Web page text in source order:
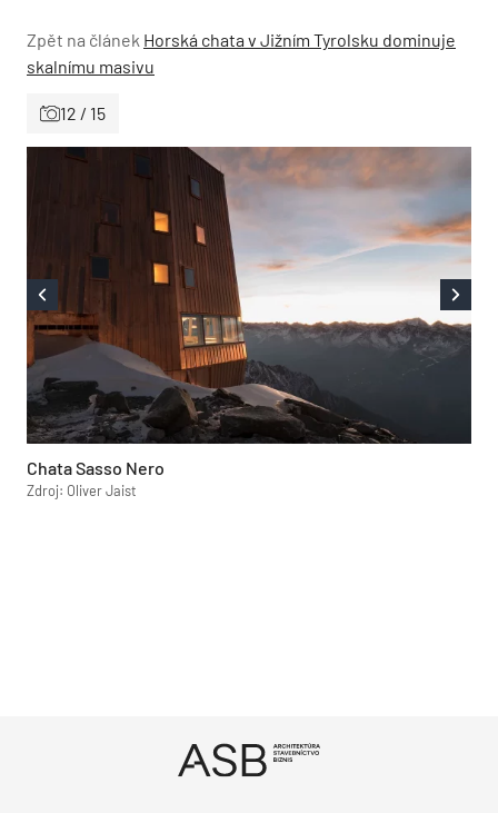
Zpět na článek Horská chata v Jižním Tyrolsku dominuje
skalnímu masivu
12 / 15
Chata Sasso Nero
Zdroj: Oliver Jaist